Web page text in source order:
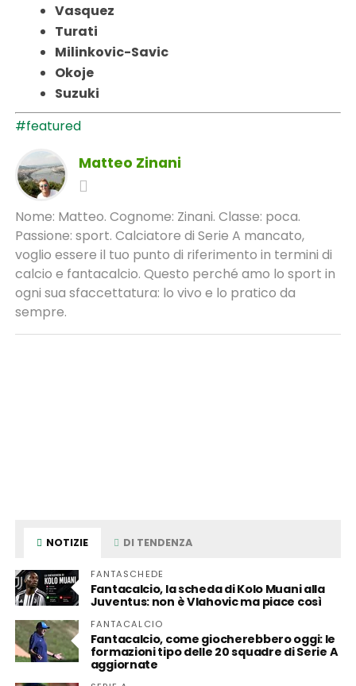
Vasquez
Turati
Milinkovic-Savic
Okoje
Suzuki
#featured
Matteo Zinani
Nome: Matteo. Cognome: Zinani. Classe: poca.
Passione: sport. Calciatore di Serie A mancato,
voglio essere il tuo punto di riferimento in termini di
calcio e fantacalcio. Questo perché amo lo sport in
ogni sua sfaccettatura: lo vivo e lo pratico da
sempre.
NOTIZIE DI TENDENZA
FANTASCHEDE
Fantacalcio, la scheda di Kolo Muani alla
Juventus: non è Vlahovic ma piace così
FANTACALCIO
Fantacalcio, come giocherebbero oggi: le
formazioni tipo delle 20 squadre di Serie A
aggiornate